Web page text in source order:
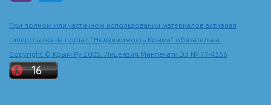
При полном или частичном использовании материалов активная
гиперссылка на портал "Недвижимость Крыма" обязательна.
Copyright © Крым.Ру 2005. Лицензия Минпечати Эл № 77-4556